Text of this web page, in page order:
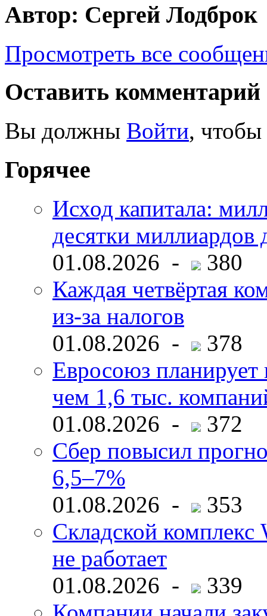
Автор: Сергей Лодброк
Просмотреть все
Оставить комментарий
Вы должны Войти, чтобы
Горячее
Исход капитала:
десятки миллиардов
01.08.2026 -
380
Каждая четвёртая
из-за налогов
01.08.2026 -
378
Евросоюз планирует
чем 1,6 тыс.
01.08.2026 -
372
Сбер повысил
6,5–7%
01.08.2026 -
353
Складской комплекс
не работает
01.08.2026 -
339